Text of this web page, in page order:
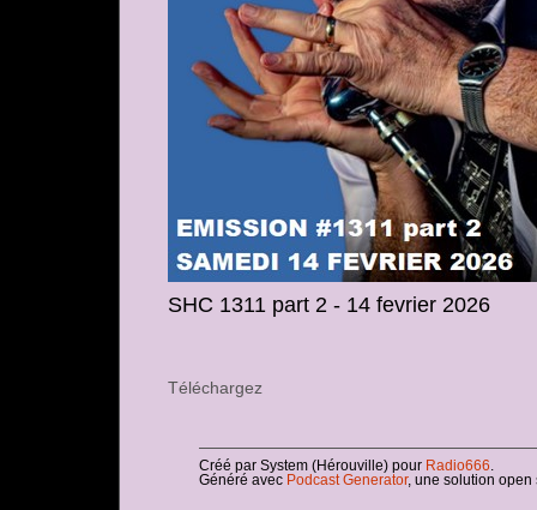
SHC 1311 part 2 - 14 fevrier 2026
Téléchargez
Créé par System (Hérouville) pour Radio666
Généré avec Podcast Generator, une solution open